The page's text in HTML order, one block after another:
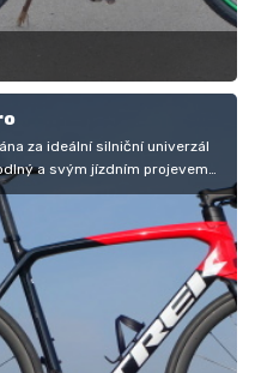
za ideální silniční univerzál
a svým jízdním projevem…